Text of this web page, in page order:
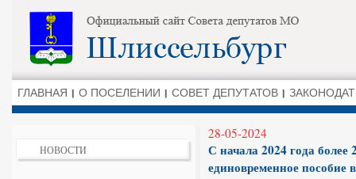
ГЛАВНАЯ О ПОСЕЛЕНИИ СОВЕТ ДЕПУТАТОВ
НОВОСТИ
28-05-2024
С начала 2024 года
единовременное пособие